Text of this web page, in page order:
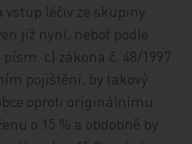
léčiv ze skupiny
již nyní, neboť podle
c) zákona č. 48/1997
pojištění, by takový
oproti originálnímu
o 15 % a obdobně by